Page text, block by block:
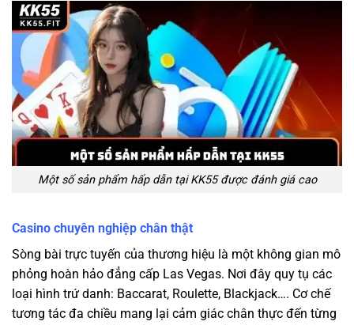
Một số sản phẩm hấp dẫn tại KK55 được đánh giá cao
Casino chuyên nghiệp chân thật
Sòng bài trực tuyến của thương hiệu là một không gian mô
phỏng hoàn hảo đẳng cấp Las Vegas. Nơi đây quy tụ các
loại hình trứ danh: Baccarat, Roulette, Blackjack…. Cơ chế
tương tác đa chiều mang lại cảm giác chân thực đến từng